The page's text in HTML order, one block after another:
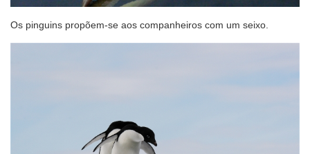
Os pinguins propõem-se aos companheiros com um seixo.